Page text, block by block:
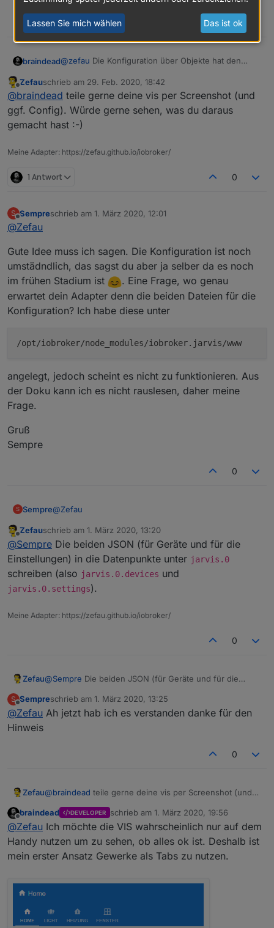
Beispiel: Status (3columns, davon 2 leer)
Die folgenden Module sind aktuell (Februar 2020)
aktuelle Liste der Module ist im Wiki zu finden
AdapterStatus
Chart
DateTime
Konfiguration / erste Schritte
siehe Wiki auf Github
Ausblick / Roadmap
MEILENSTEINE / ROADMAPs
siehe
https://github.com/Zefau/ioBroker.jarvis/milestones
0
braindead@zefau Die Konfiguration über Objekte hat den
nach einer Änderung. Trotzdem solltest Du darüber
nachdenken, ob Du nicht doch lieber eine
Konfigurationsseite wie alle anderen Adapter
anbietest. Ich denke das würde es den User
deutlich einfacher machen.
Mir ist auch aufgefallen, dass wenn man bei
Fenstern eine "subgroup" benutzen möchte, dann
sind immer die "An" "Aus" Buttons sichtbar. Wäre
gut, wenn man das konfigurieren könnte.
Offline
Zefauschrieb am 29. Feb. 2020, 18:42
zuletzt editiert von
@braindead teile gerne deine vis per Screenshot (und
ggf. Config). Würde gerne sehen, was du daraus
gemacht hast :-)
Meine Adapter: https://zefau.github.io/iobroker/
1 Antwort 0
S
Offline
Sempreschrieb am 1. März 2020, 12:01
zuletzt editiert von
@Zefau
Gute Idee muss ich sagen. Die Konfiguration ist noch
umstädndlich, das sagst du aber ja selber da es noch
im frühen Stadium ist
. Eine Frage, wo genau
erwartet dein Adapter denn die beiden Dateien für die
Konfiguration? Ich habe diese unter
/opt/iobroker/node_modules/iobroker.jarvis/www
angelegt, jedoch scheint es nicht zu funktionieren. Aus
der Doku kann ich es nicht rauslesen, daher meine
Frage.
Gruß
Sempre
0
S Sempre@Zefau
Gute Idee muss ich sagen. Die Konfiguration ist noch
umstädndlich, das sagst du aber ja selber da es noch
im frühen Stadium ist
. Eine Frage, wo genau
erwartet dein Adapter denn die beiden Dateien für die
Konfiguration? Ich habe diese unter
angelegt, jedoch scheint es nicht zu funktionieren.
Aus der Doku kann ich es nicht rauslesen, daher
Sempre
Offline
Zefauschrieb am 1. März 2020, 13:20
zuletzt editiert von
@Sempre Die beiden JSON (für Geräte und für die
Einstellungen) in die Datenpunkte unter jarvis.0
schreiben (also jarvis.0.devices und
jarvis.0.settings).
Meine Adapter: https://zefau.github.io/iobroker/
0
Zefau@Sempre Die beiden JSON (für Geräte und für die
schreiben (alsojarvis.0.devices
jarvis.0.settings).
S
Offline
Sempreschrieb am 1. März 2020, 13:25
zuletzt editiert von
@Zefau Ah jetzt hab ich es verstanden danke für den
Hinweis
0
Zefau@braindead teile gerne deine vis per Screenshot (und
gemacht hast :-)
Offline
braindead DEVELOPER schrieb am 1. März 2020, 19:56
zuletzt editiert von
@Zefau Ich möchte die VIS wahrscheinlich nur auf dem
Handy nutzen um zu sehen, ob alles ok ist. Deshalb ist
mein erster Ansatz Gewerke als Tabs zu nutzen.
Lassen Sie mich wählen Das ist ok